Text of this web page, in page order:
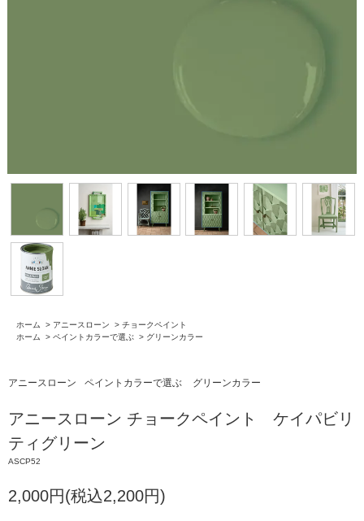
ホーム > アニースローン > チョークペイント
ホーム
> ペイントカラーで選ぶ > グリーンカラー
アニースローン ペイントカラーで選ぶ グリーンカラー
アニースローン チョークペイント ケイパビリ
ティグリーン
ASCP52
2,000円(税込2,200円)